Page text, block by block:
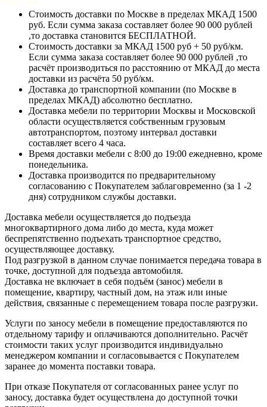
Стоимость доставки по Москве в пределах МКАД 1500
руб. Если сумма заказа составляет более 90 000 рублей
,то доставка становится БЕСПЛАТНОЙ.
Стоимость доставки за МКАД 1500 руб + 50 руб/км.
Если сумма заказа составляет более 90 000 рублей ,то
расчёт производиться по расстоянию от МКАД до места
доставки из расчёта 50 руб/км.
Доставка до транспортной компании (по Москве в
пределах МКАД) абсолютно бесплатно.
Доставка мебели по территории Москвы и Московской
области осуществляется собственным грузовым
автотранспортом, поэтому интервал доставки
составляет всего 4 часа.
Время доставки мебели с 8:00 до 19:00 ежедневно, кроме
понедельника.
Доставка производится по предварительному
согласованию с Покупателем заблаговременно (за 1 -2
дня) сотрудником службы доставки.
Доставка мебели осуществляется до подъезда
многоквартирного дома либо до места, куда может
беспрепятственно подъехать транспортное средство,
осуществляющее доставку.
Под разгрузкой в данном случае понимается передача товара в
точке, доступной для подъезда автомобиля.
Доставка не включает в себя подъём (занос) мебели в
помещение, квартиру, частный дом, на этаж или иные
действия, связанные с перемещением товара после разгрузки.
Услуги по заносу мебели в помещение предоставляются по
отдельному тарифу и оплачиваются дополнительно. Расчёт
стоимости таких услуг производится индивидуально
менеджером компании и согласовывается с Покупателем
заранее до момента поставки товара.
При отказе Покупателя от согласованных ранее услуг по
заносу, доставка будет осуществлена до доступной точки